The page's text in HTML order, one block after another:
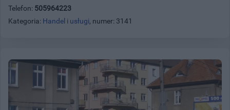
Telefon: 505964223
Kategoria: Handel i usługi, numer: 3141